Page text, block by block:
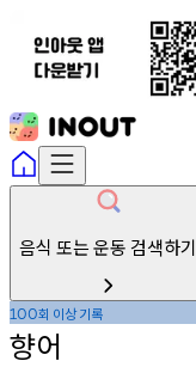
음식 또는 운동 검색하기
100회 이상기록
향어